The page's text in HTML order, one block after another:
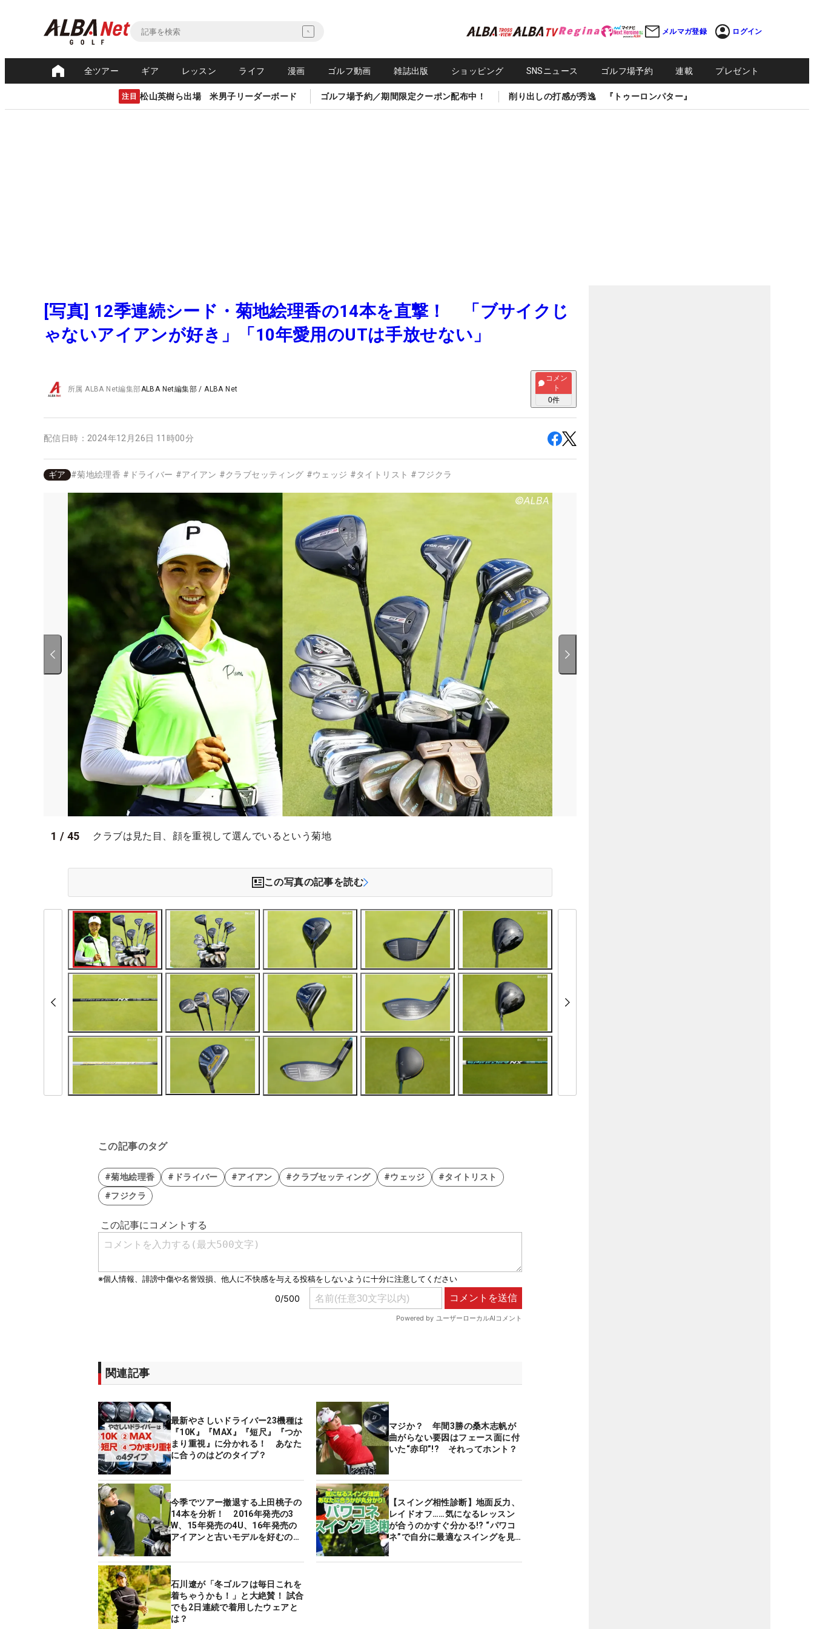
メルマガ登録 ログイン
全ツアー ギア レッスン ライフ 漫画 ゴルフ動画 雑誌出版 ショッピング SNSニュース ゴルフ場予約 連載 プレゼント
注目 松山英樹ら出場 米男子リーダーボード ゴルフ場予約／期間限定クーポン配布中！ 削り出しの打感が秀逸 『トゥーロンパター』
[写真] 12季連続シード・菊地絵理香の14本を直撃！ 「ブサイクじ
ゃないアイアンが好き」「10年愛用のUTは手放せない」
所属ALBA Net編集部ALBA Net編集部 /ALBA Net
コメン
ト
0件
配信日時： 2024年12月26日 11時00分
ギア #菊地絵理香 # ドライバー #アイアン #クラブセッティング #ウェッジ #タイトリスト #フジクラ
1 / 45 クラブは見た目、顔を重視して選んでいるという菊地
この写真の記事を読む
この記事のタグ
#菊地絵理香 #ドライバー #アイアン #クラブセッティング #ウェッジ
#タイトリスト
#フジクラ
関連記事
最新やさしいドライバー23機種は
『10K』『MAX』『短尺』『つか
まり重視』に分かれる！ あなた
に合うのはどのタイプ？
マジか？ 年間3勝の桑木志帆が
曲がらない要因はフェース面に付
いた“赤印”!? それってホント？
今季でツアー撤退する上田桃子の
14本を分析！ 2016年発売の3
W、15年発売の4U、16年発売の
アイアンと古いモデルを好むのは
【スイング相性診断】地面反力、
レイドオフ……気になるレッスン
が合うのかすぐ分かる!? “パワコ
ネ”で自分に最適なスイングを見
石川遼が「冬ゴルフは毎日これを
着ちゃうかも！」と大絶賛！ 試合
でも2日連続で着用したウェアと
は？